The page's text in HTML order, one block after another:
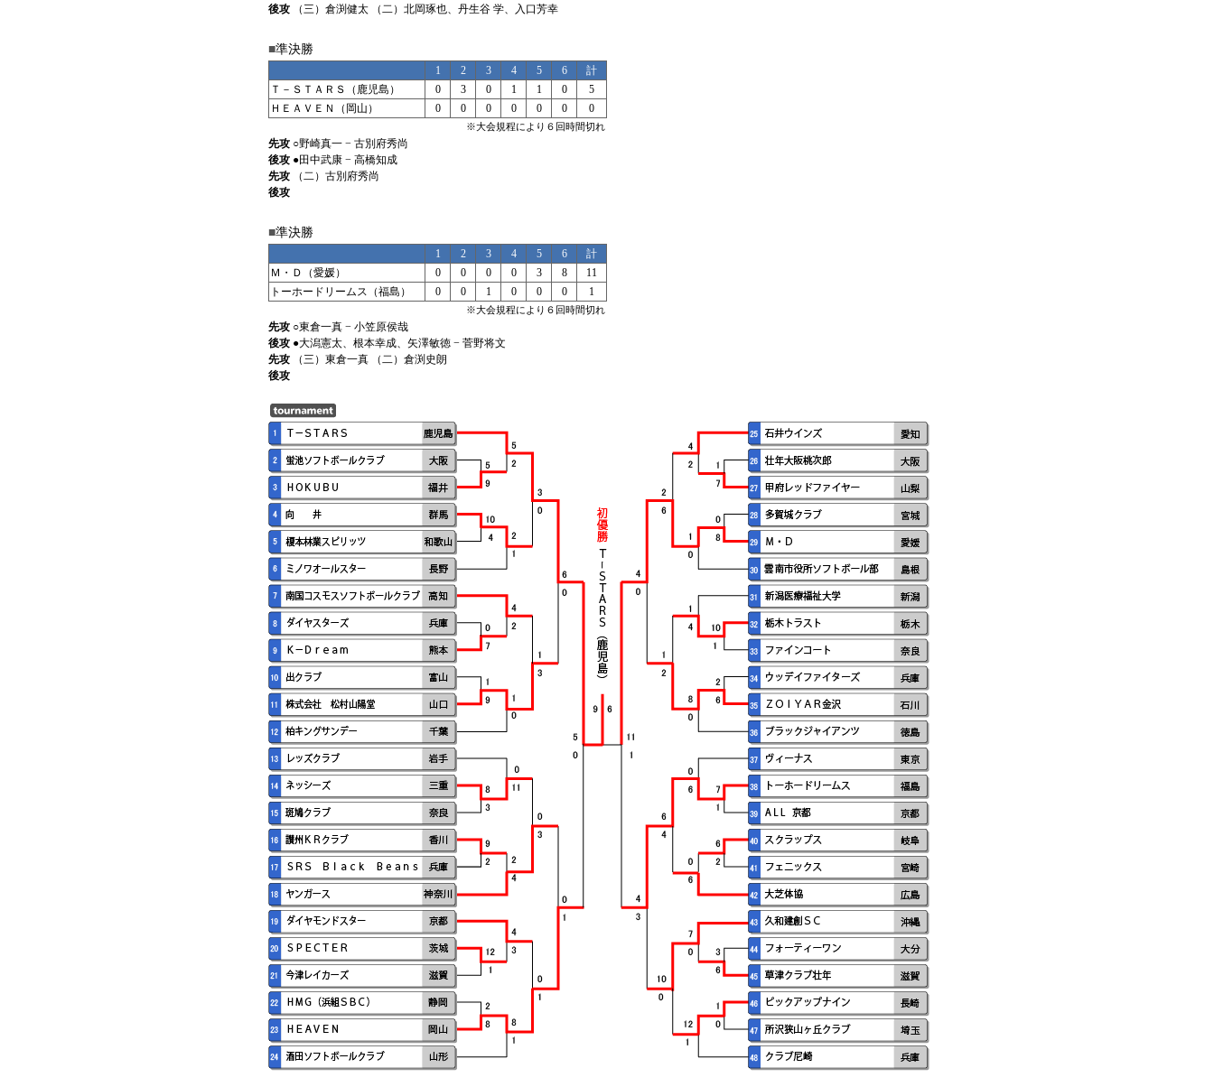
後攻
（三）倉渕健太 （二）北岡琢也、丹生谷 学、入口芳幸
■準決勝
1 2 3 4 5 6
計
Ｔ－ＳＴＡＲＳ（鹿児島）
0 3 0 1 1 0
5
ＨＥＡＶＥＮ（岡山）
0 0 0 0 0 0 0
※大会規程により６回時間切れ
先攻 ○野崎真一 − 古別府秀尚
後攻 ●田中武康 − 高橋知成
先攻
（二）古別府秀尚
後攻
■準決勝
1 2 3 4 5 6
計
Ｍ・Ｄ（愛媛）
0 0 0 0 3 8
11
トーホードリームス（福島）
0 0 1 0 0 0 1
※大会規程により６回時間切れ
先攻 ○東倉一真 − 小笠原侯哉
後攻 ●大潟憲太、根本幸成、矢澤敏徳 − 菅野将文
先攻
（三）東倉一真 （二）倉渕史朗
後攻